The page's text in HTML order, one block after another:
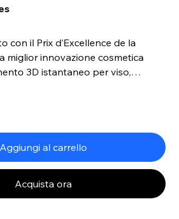
con il Prix d’Excellence de la
miglior innovazione cosmetica
3D istantaneo per viso,
Ialuronico puro. A contatto con
immediata e visibilmente
cutaneo in soli dieci giorni di
da rigorosi studi clinici,
nella cura della pelle.
Aggiungi al carrello
Acquista ora